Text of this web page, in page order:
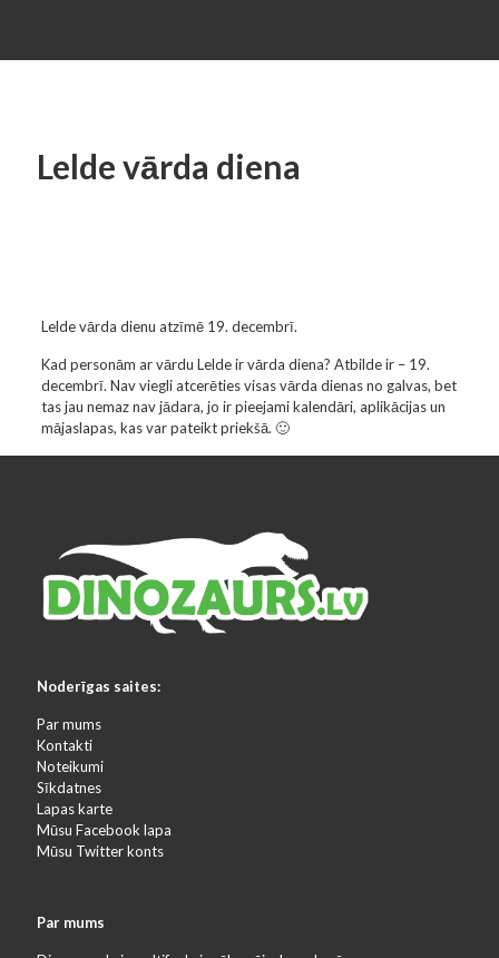
Lelde vārda diena
Lelde vārda dienu atzīmē 19. decembrī.
Kad personām ar vārdu Lelde ir vārda diena? Atbilde ir – 19.
decembrī. Nav viegli atcerēties visas vārda dienas no galvas, bet
tas jau nemaz nav jādara, jo ir pieejami kalendāri, aplikācijas un
mājaslapas, kas var pateikt priekšā. 🙂
Noderīgas saites:
Par mums
Kontakti
Noteikumi
Sīkdatnes
Lapas karte
Mūsu Facebook lapa
Mūsu Twitter konts
Par mums